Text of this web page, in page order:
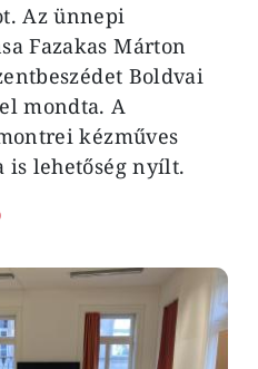
Az ünnepi
Fazakas Márton
Boldvai
mondta. A
kézműves
is lehetőség nyílt.